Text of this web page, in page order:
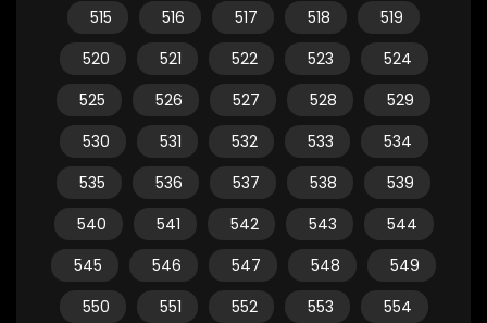
515
516 517 518
519
520
521 522 523
524
525
526 527 528
529
530
531 532 533
534
535
536 537 538
539
540
541 542 543
544
545
546 547 548
549
550
551 552 553
554